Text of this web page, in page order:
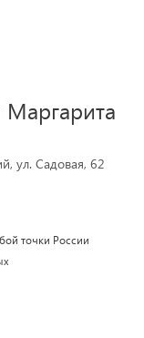
ул. Садовая, 62
точки России